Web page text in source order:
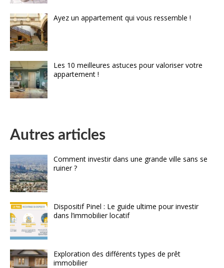
Ayez un appartement qui vous ressemble !
Les 10 meilleures astuces pour valoriser votre
appartement !
Autres articles
Comment investir dans une grande ville sans se
ruiner ?
Dispositif Pinel : Le guide ultime pour investir
dans l’immobilier locatif
Exploration des différents types de prêt
immobilier